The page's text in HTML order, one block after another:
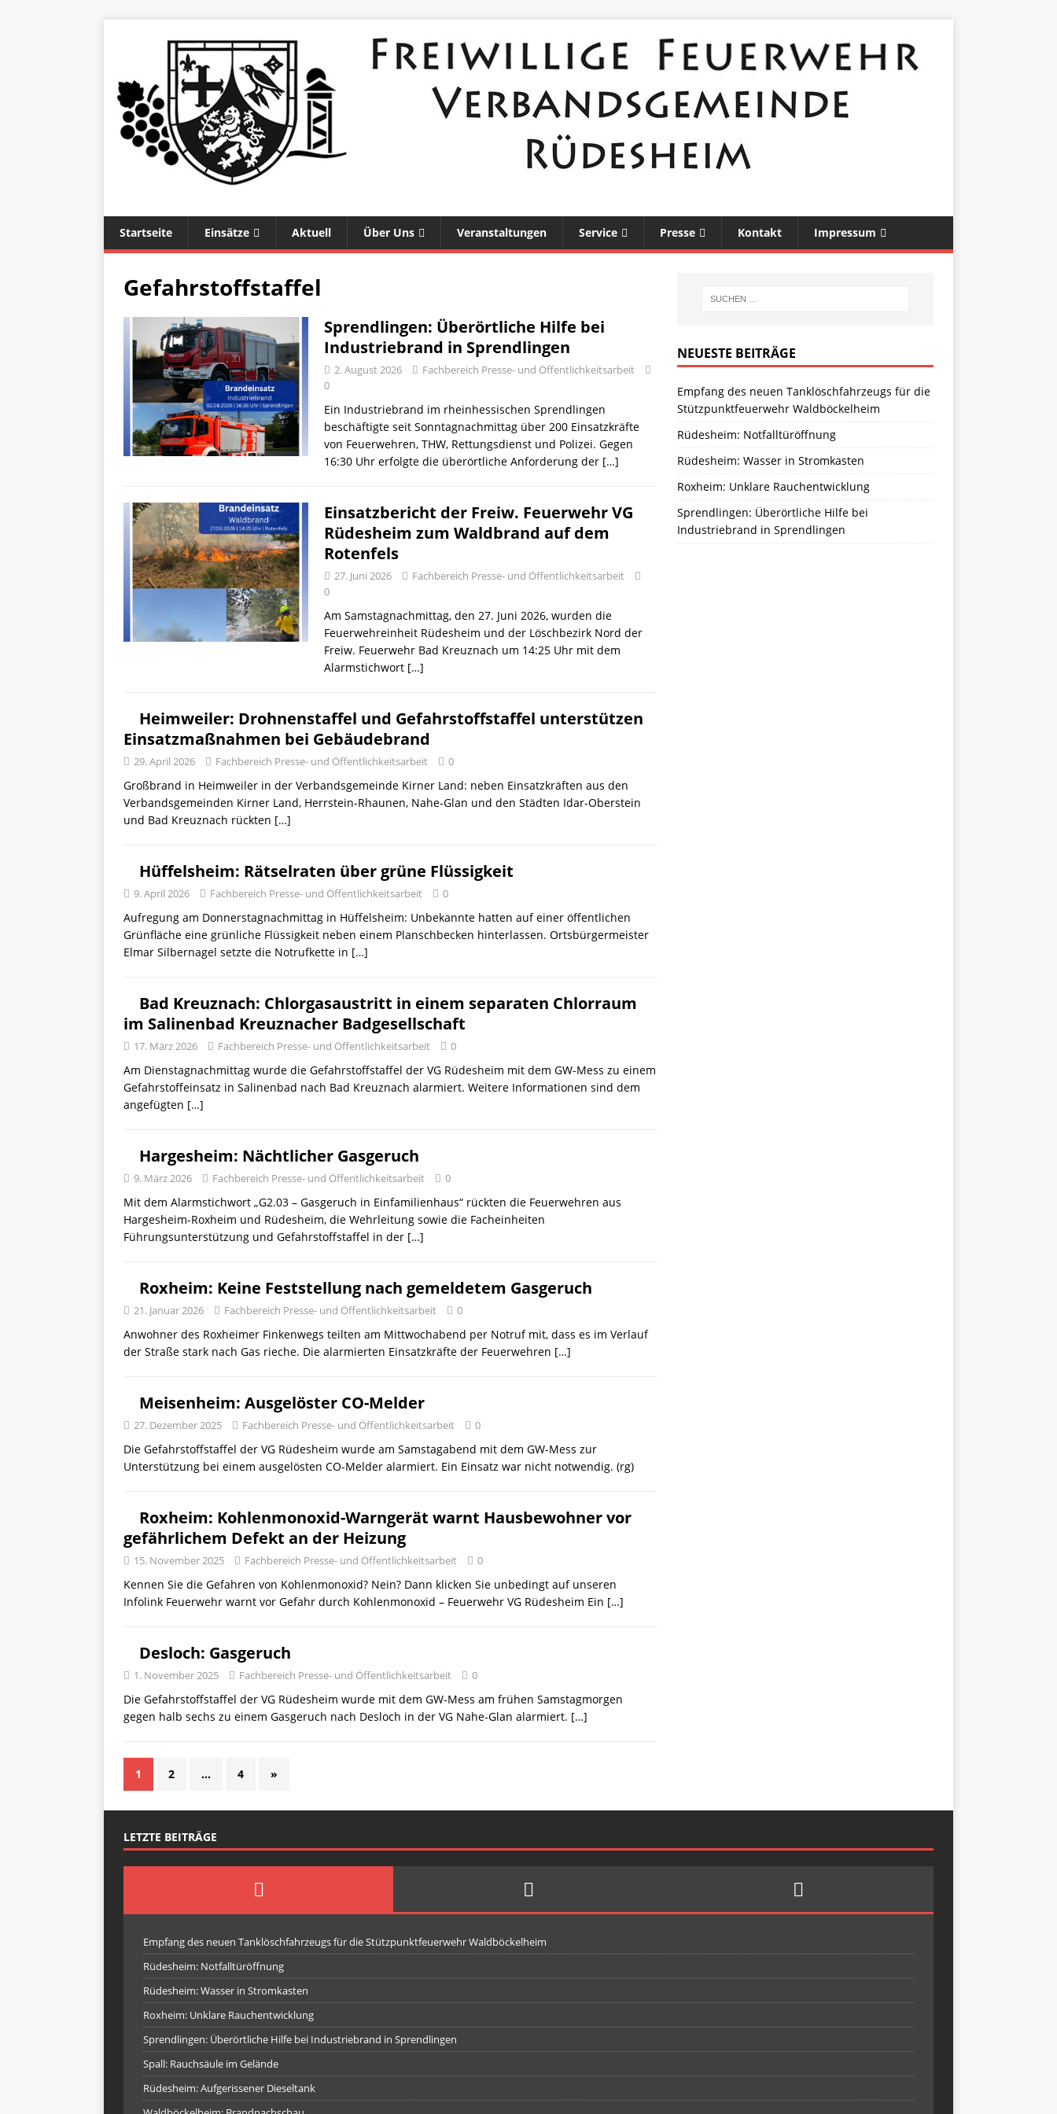
Startseite Einsätze Aktuell Über Uns Veranstaltungen Service Presse Kontakt Impressum
Gefahrstoffstaffel
Sprendlingen: Überörtliche Hilfe bei
Industriebrand in Sprendlingen
2. August 2026
Fachbereich Presse- und Öffentlichkeitsarbeit
0
Ein Industriebrand im rheinhessischen Sprendlingen
beschäftigte seit Sonntagnachmittag über 200 Einsatzkräfte
von Feuerwehren, THW, Rettungsdienst und Polizei. Gegen
16:30 Uhr erfolgte die überörtliche Anforderung der […]
Einsatzbericht der Freiw. Feuerwehr VG
Rüdesheim zum Waldbrand auf dem
Rotenfels
27. Juni 2026
Fachbereich Presse- und Öffentlichkeitsarbeit
0
Am Samstagnachmittag, den 27. Juni 2026, wurden die
Feuerwehreinheit Rüdesheim und der Löschbezirk Nord der
Freiw. Feuerwehr Bad Kreuznach um 14:25 Uhr mit dem
Alarmstichwort […]
Heimweiler: Drohnenstaffel und Gefahrstoffstaffel unterstützen
Einsatzmaßnahmen bei Gebäudebrand
29. April 2026 Fachbereich Presse- und Öffentlichkeitsarbeit 0
Großbrand in Heimweiler in der Verbandsgemeinde Kirner Land: neben Einsatzkräften aus den
Verbandsgemeinden Kirner Land, Herrstein-Rhaunen, Nahe-Glan und den Städten Idar-Oberstein
und Bad Kreuznach rückten […]
Hüffelsheim: Rätselraten über grüne Flüssigkeit
9. April 2026 Fachbereich Presse- und Öffentlichkeitsarbeit 0
Aufregung am Donnerstagnachmittag in Hüffelsheim: Unbekannte hatten auf einer öffentlichen
Grünfläche eine grünliche Flüssigkeit neben einem Planschbecken hinterlassen. Ortsbürgermeister
Elmar Silbernagel setzte die Notrufkette in […]
Bad Kreuznach: Chlorgasaustritt in einem separaten Chlorraum
im Salinenbad Kreuznacher Badgesellschaft
17. März 2026 Fachbereich Presse- und Öffentlichkeitsarbeit 0
Am Dienstagnachmittag wurde die Gefahrstoffstaffel der VG Rüdesheim mit dem GW-Mess zu einem
Gefahrstoffeinsatz in Salinenbad nach Bad Kreuznach alarmiert. Weitere Informationen sind dem
angefügten […]
Hargesheim: Nächtlicher Gasgeruch
9. März 2026 Fachbereich Presse- und Öffentlichkeitsarbeit 0
Mit dem Alarmstichwort „G2.03 – Gasgeruch in Einfamilienhaus“ rückten die Feuerwehren aus
Hargesheim-Roxheim und Rüdesheim, die Wehrleitung sowie die Facheinheiten
Führungsunterstützung und Gefahrstoffstaffel in der […]
Roxheim: Keine Feststellung nach gemeldetem Gasgeruch
21. Januar 2026 Fachbereich Presse- und Öffentlichkeitsarbeit 0
Anwohner des Roxheimer Finkenwegs teilten am Mittwochabend per Notruf mit, dass es im Verlauf
der Straße stark nach Gas rieche. Die alarmierten Einsatzkräfte der Feuerwehren […]
Meisenheim: Ausgelöster CO-Melder
27. Dezember 2025 Fachbereich Presse- und Öffentlichkeitsarbeit 0
Die Gefahrstoffstaffel der VG Rüdesheim wurde am Samstagabend mit dem GW-Mess zur
Unterstützung bei einem ausgelösten CO-Melder alarmiert. Ein Einsatz war nicht notwendig. (rg)
Roxheim: Kohlenmonoxid-Warngerät warnt Hausbewohner vor
gefährlichem Defekt an der Heizung
15. November 2025 Fachbereich Presse- und Öffentlichkeitsarbeit 0
Kennen Sie die Gefahren von Kohlenmonoxid? Nein? Dann klicken Sie unbedingt auf unseren
Infolink Feuerwehr warnt vor Gefahr durch Kohlenmonoxid – Feuerwehr VG Rüdesheim Ein […]
Desloch: Gasgeruch
1. November 2025 Fachbereich Presse- und Öffentlichkeitsarbeit 0
Die Gefahrstoffstaffel der VG Rüdesheim wurde mit dem GW-Mess am frühen Samstagmorgen
gegen halb sechs zu einem Gasgeruch nach Desloch in der VG Nahe-Glan alarmiert. […]
1 2 … 4 »
NEUESTE BEITRÄGE
Empfang des neuen Tanklöschfahrzeugs für die
Stützpunktfeuerwehr Waldböckelheim
Rüdesheim: Notfalltüröffnung
Rüdesheim: Wasser in Stromkasten
Roxheim: Unklare Rauchentwicklung
Sprendlingen: Überörtliche Hilfe bei
Industriebrand in Sprendlingen
LETZTE BEITRÄGE
Empfang des neuen Tanklöschfahrzeugs für die Stützpunktfeuerwehr Waldböckelheim
Rüdesheim: Notfalltüröffnung
Rüdesheim: Wasser in Stromkasten
Roxheim: Unklare Rauchentwicklung
Sprendlingen: Überörtliche Hilfe bei Industriebrand in Sprendlingen
Spall: Rauchsäule im Gelände
Rüdesheim: Aufgerissener Dieseltank